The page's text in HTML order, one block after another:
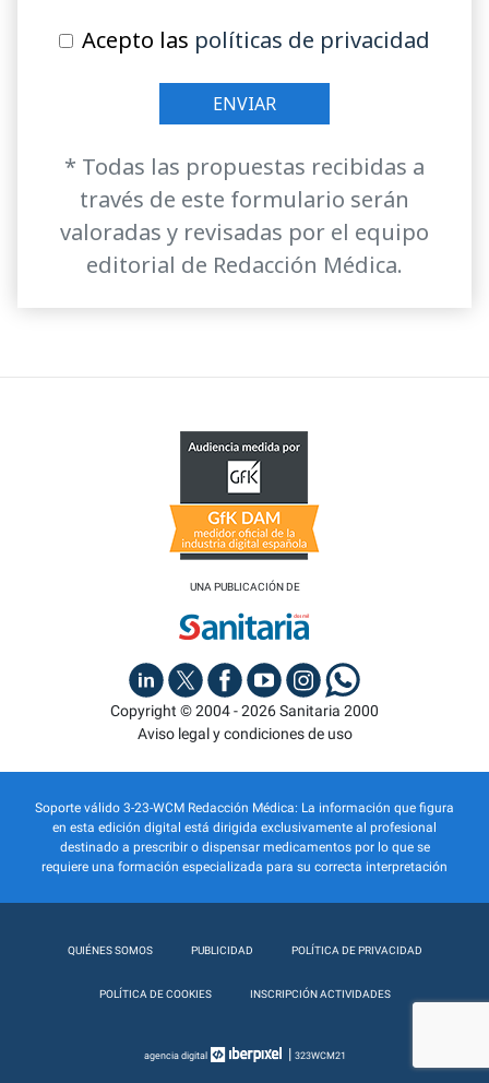
Acepto las políticas de privacidad
* Todas las propuestas recibidas a
través de este formulario serán
valoradas y revisadas por el equipo
editorial de Redacción Médica.
UNA PUBLICACIÓN DE
Copyright © 2004 - 2026 Sanitaria 2000
Aviso legal y condiciones de uso
Soporte válido 3-23-WCM Redacción Médica: La información que figura
en esta edición digital está dirigida exclusivamente al profesional
destinado a prescribir o dispensar medicamentos por lo que se
requiere una formación especializada para su correcta interpretación
QUIÉNES SOMOS PUBLICIDAD POLÍTICA DE PRIVACIDAD
POLÍTICA DE COOKIES INSCRIPCIÓN ACTIVIDADES
agencia digital | 323WCM21